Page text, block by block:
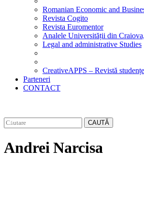
Romanian Economic and
Revista Cogito
Revista Euromentor
Analele Universității din
Legal and administrative Studies
CreativeAPPS – Revistă
Parteneri
CONTACT
CAUTĂ
Andrei Narcisa